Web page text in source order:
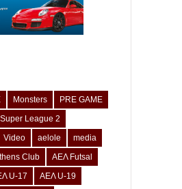
Monsters
PRE GAME
Super League 2
Video aelole
media
Club
ΑΕΛ Futsal
U-17 ΑΕΛ U-19